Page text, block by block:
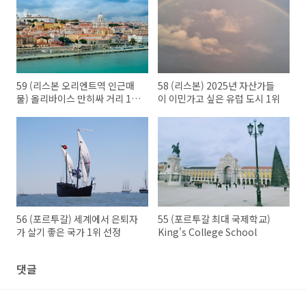
59 (리스본 오리엔트역 인근매
물) 올리바이스 만히싸 거리 10
58 (리스본) 2025년 자산가들
이 이민가고 싶은 유럽 도시 1위
56 (포르투갈) 세계에서 은퇴자
가 살기 좋은 국가 1위 선정
55 (포르투갈 최대 국제학교)
King's College School
댓글